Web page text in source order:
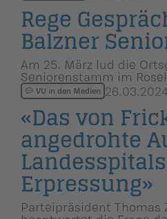
Rege
Balzner
Am 25. März lud die
Seniorenstamm im
VU in den Medien 26.03.2024
«Das von
angedrohte
Erpressung»
Parteipräsident Thomas